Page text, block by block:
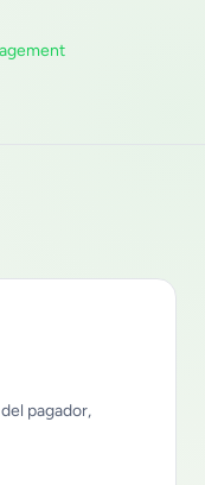
pagador,